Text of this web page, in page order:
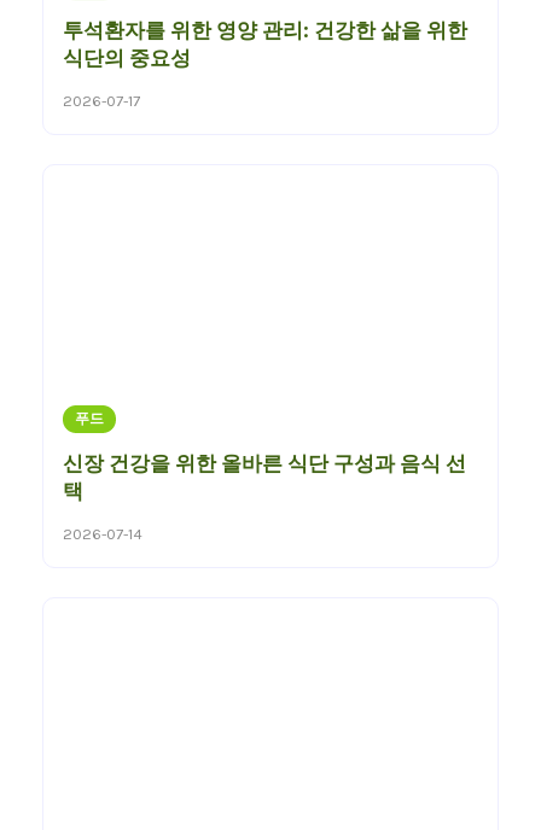
투석환자를 위한 영양 관리: 건강한 삶을 위한
식단의 중요성
2026-07-17
푸드
신장 건강을 위한 올바른 식단 구성과 음식 선
택
2026-07-14